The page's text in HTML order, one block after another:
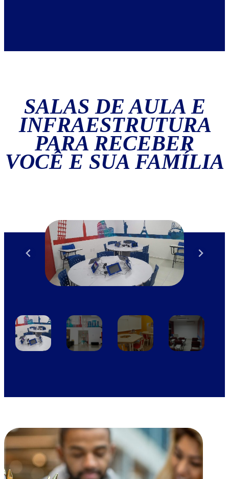
SALAS DE AULA E
INFRAESTRUTURA
PARA RECEBER
VOCÊ E SUA FAMÍLIA